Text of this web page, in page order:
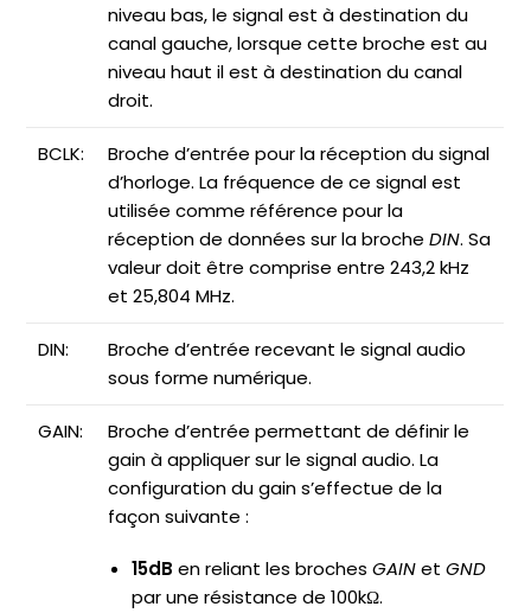
niveau bas, le signal est à destination du
canal gauche, lorsque cette broche est au
niveau haut il est à destination du canal
droit.
BCLK:
Broche d’entrée pour la réception du signal
d’horloge. La fréquence de ce signal est
utilisée comme référence pour la
réception de données sur la brocheDIN. Sa
valeur doit être comprise entre 243,2 kHz
et 25,804 MHz.
DIN:
Broche d’entrée recevant le signal audio
sous forme numérique.
GAIN:
Broche d’entrée permettant de définir le
gain à appliquer sur le signal audio. La
configuration du gain s’effectue de la
façon suivante :
15dB en reliant les brochesGAINetGND
par une résistance de 100kΩ.